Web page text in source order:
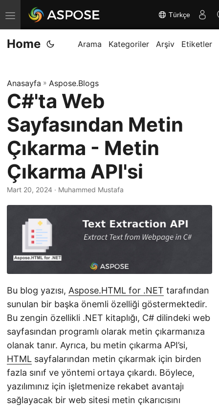
G
e
z
m
e
i
d
e
ğ
i
ş
Türkçe
Home Arama Kategoriler Arşiv Etiketler
Anasayfa » Aspose.Blogs
C#'ta Web
Sayfasından Metin
Çıkarma - Metin
Çıkarma API'si
Mart 20, 2024 · Muhammed Mustafa
Bu blog yazısı, Aspose.HTML for .NET tarafından
sunulan bir başka önemli özelliği göstermektedir.
Bu zengin özellikli .NET kitaplığı, C# dilindeki web
sayfasından programlı olarak metin çıkarmanıza
olanak tanır. Ayrıca, bu metin çıkarma API’si,
HTML sayfalarından metin çıkarmak için birden
fazla sınıf ve yöntemi ortaya çıkardı. Böylece,
yazılımınız için işletmenize rekabet avantajı
sağlayacak bir web sitesi metin çıkarıcısını